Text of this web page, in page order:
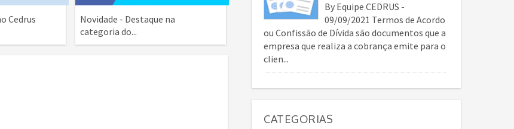
Cedrus
Novidade - Destaque na
categoria do...
By Equipe CEDRUS -
09/09/2021 Termos de Acordo
ou Confissão de Dívida são documentos que a
empresa que realiza a cobrança emite para o
clien...
CATEGORIAS